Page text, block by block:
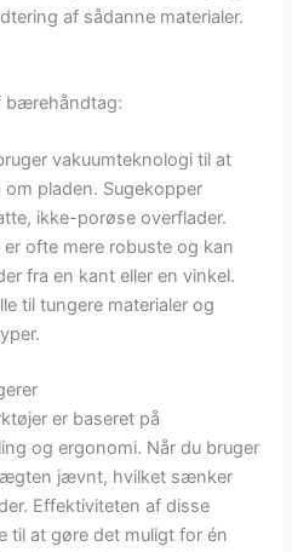
af sådanne materialer.
bærehåndtag:
vakuumteknologi til at
pladen. Sugekopper
ikke-porøse overflader.
er ofte mere robuste og kan
fra en kant eller en vinkel.
til tungere materialer og
er baseret på
og ergonomi. Når du bruger
jævnt, hvilket sænker
Effektiviteten af disse
til at gøre det muligt for én